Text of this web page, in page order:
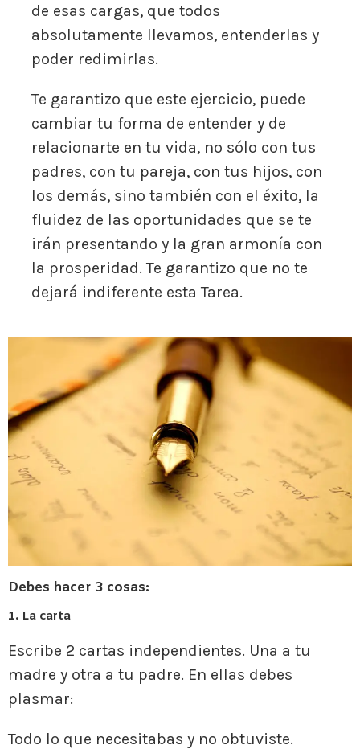
de esas cargas, que todos
absolutamente llevamos, entenderlas y
poder redimirlas.
Te garantizo que este ejercicio, puede
cambiar tu forma de entender y de
relacionarte en tu vida, no sólo con tus
padres, con tu pareja, con tus hijos, con
los demás, sino también con el éxito, la
fluidez de las oportunidades que se te
irán presentando y la gran armonía con
la prosperidad. Te garantizo que no te
dejará indiferente esta Tarea.
Debes hacer 3 cosas:
1. La carta
Escribe 2 cartas independientes. Una a tu
madre y otra a tu padre. En ellas debes
plasmar:
Todo lo que necesitabas y no obtuviste.